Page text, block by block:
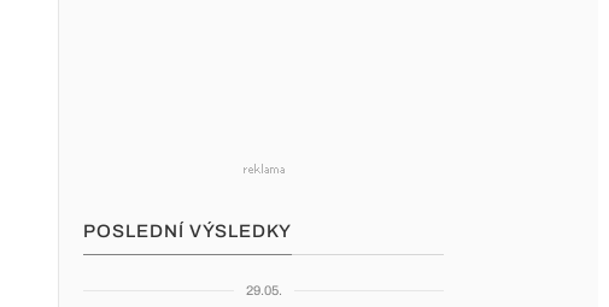
POSLEDNÍ VÝSLEDKY
29.05.